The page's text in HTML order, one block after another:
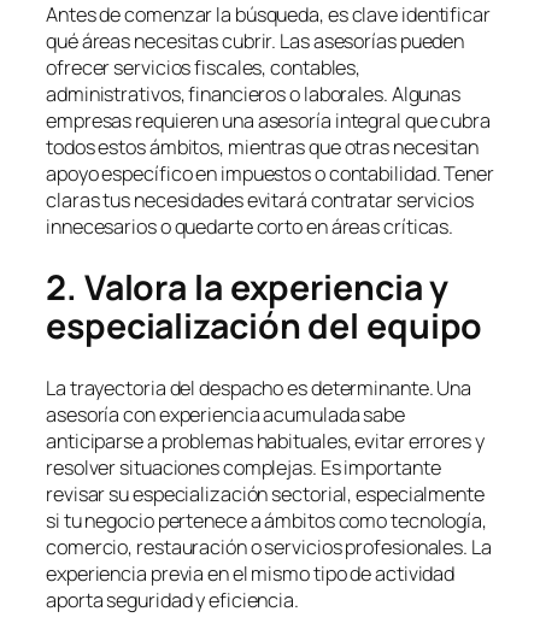
Antes de comenzar la búsqueda, es clave identificar
qué áreas necesitas cubrir. Las asesorías pueden
ofrecer servicios fiscales, contables,
administrativos, financieros o laborales. Algunas
empresas requieren una asesoría integral que cubra
todos estos ámbitos, mientras que otras necesitan
apoyo específico en impuestos o contabilidad. Tener
claras tus necesidades evitará contratar servicios
innecesarios o quedarte corto en áreas críticas.
2. Valora la experiencia y
especialización del equipo
La trayectoria del despacho es determinante. Una
asesoría con experiencia acumulada sabe
anticiparse a problemas habituales, evitar errores y
resolver situaciones complejas. Es importante
revisar su especialización sectorial, especialmente
si tu negocio pertenece a ámbitos como tecnología,
comercio, restauración o servicios profesionales. La
experiencia previa en el mismo tipo de actividad
aporta seguridad y eficiencia.